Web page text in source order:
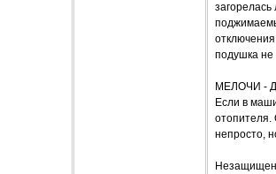
загорелась
подушка не
МЕЛОЧИ -
Если в
отопителя.
непросто,